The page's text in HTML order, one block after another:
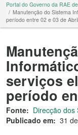
Portal do Governo da RAE
Manutenção do Sistema
período entre 02 e 03 de Abril
serviços
período
Fonte: Direcção dos
Publicado em: 31